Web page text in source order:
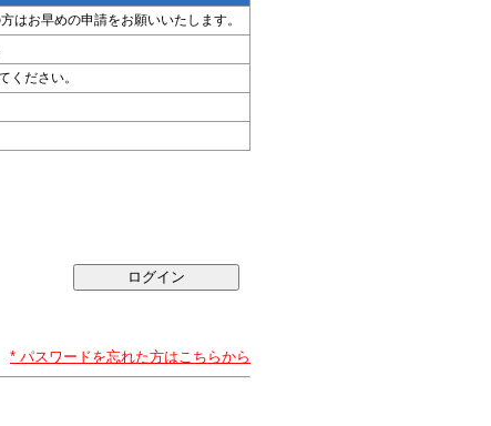
お早めの申請をお願いいたします。
ください。
* パスワードを忘れた方はこちらから